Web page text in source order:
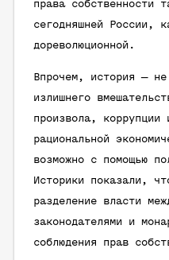
права собственности
сегодняшней России,
дореволюционной.
Впрочем, история —
излишнего
произвола, коррупции
рациональной
возможно с помощью
Историки показали,
разделение власти
законодателями и
соблюдения прав